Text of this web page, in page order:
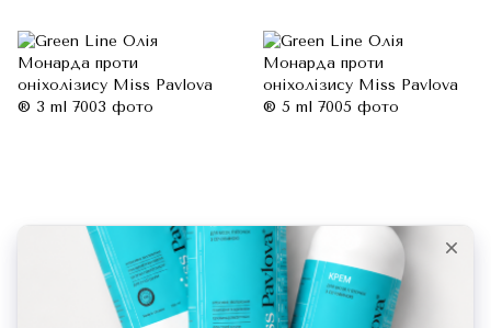
Green Line Олія Монарда
проти оніхолізису Miss
Pavlova ® 3 ml
Green Line Олія Монарда
проти оніхолізису Miss
Pavlova ® 5 ml